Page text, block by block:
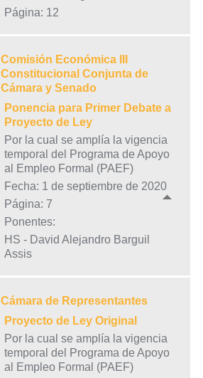
Página: 12
Comisión Económica III
Constitucional Conjunta de
Cámara y Senado
Ponencia para Primer Debate a
Proyecto de Ley
Por la cual se amplía la vigencia
temporal del Programa de Apoyo
al Empleo Formal (PAEF)
Fecha: 1 de septiembre de 2020
Página: 7
Ponentes:
HS - David Alejandro Barguil
Assis
Cámara de Representantes
Proyecto de Ley Original
Por la cual se amplía la vigencia
temporal del Programa de Apoyo
al Empleo Formal (PAEF)